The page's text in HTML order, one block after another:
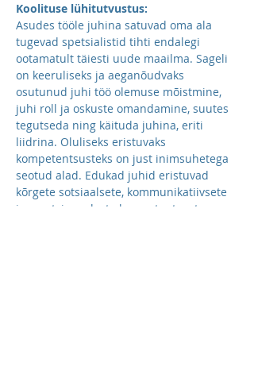
Koolituse lühitutvustus:
Asudes tööle juhina satuvad oma ala
tugevad spetsialistid tihti endalegi
ootamatult täiesti uude maailma. Sageli
on keeruliseks ja aeganõudvaks
osutunud juhi töö olemuse mõistmine,
juhi roll ja oskuste omandamine, suutes
tegutseda ning käituda juhina, eriti
liidrina. Oluliseks eristuvaks
kompetentsusteks on just inimsuhetega
seotud alad. Edukad juhid eristuvad
kõrgete sotsiaalsete, kommunikatiivsete
ja emotsionaalsete kompetentsuste